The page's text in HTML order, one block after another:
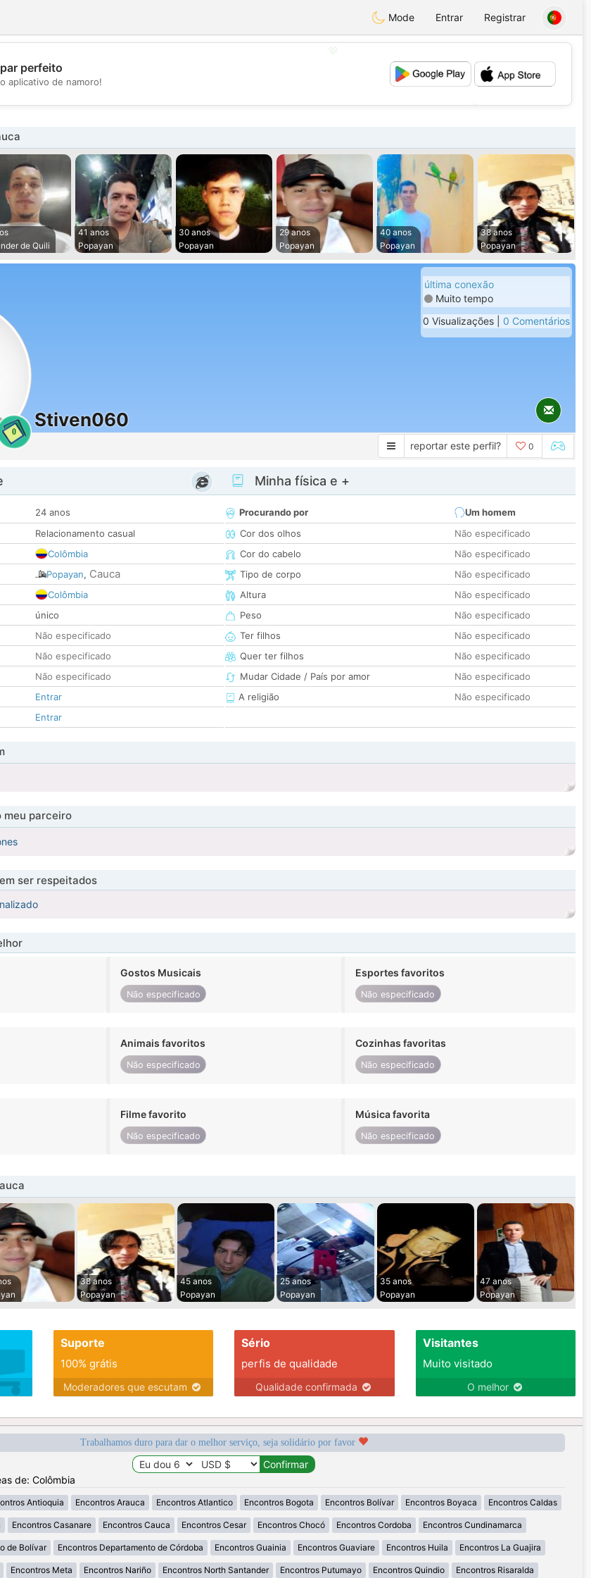
Mode Entrar Registrar
perfeito
aplicativo de namoro!
de Quili
41 anos
Popayan
30 anos
Popayan
29 anos
Popayan
40 anos
Popayan
38 anos
Popayan
0
Stiven060
última conexão
Muito tempo
0 Visualizações | 0 Comentários
reportar este perfil? 0
24 anos
Relacionamento casual
Colômbia
Popayan, Cauca
Colômbia
único
Não especificado
Não especificado
Não especificado
Entrar
Entrar
Minha física e +
Procurando por
Um homem
Cor dos olhos
Não especificado
Cor do cabelo
Não especificado
Tipo de corpo
Não especificado
Altura
Não especificado
Peso
Não especificado
Ter filhos
Não especificado
Quer ter filhos
Não especificado
Mudar Cidade / País por amor
Não especificado
A religião
Não especificado
meu parceiro
ser respeitados
Gostos Musicais
Não especificado
Esportes favoritos
Não especificado
Animais favoritos
Não especificado
Cozinhas favoritas
Não especificado
Filme favorito
Não especificado
Música favorita
Não especificado
38 anos
Popayan
45 anos
Popayan
25 anos
Popayan
35 anos
Popayan
47 anos
Popayan
Suporte
100% grátis
Moderadores que escutam
Sério
perfis de qualidade
Qualidade confirmada
Visitantes
Muito visitado
O melhor
Trabalhamos duro para dar o melhor serviço, seja solidário por favor
de: Colômbia
Antioquia Encontros Arauca Encontros Atlantico Encontros Bogota Encontros Bolívar Encontros Boyaca Encontros Caldas
Encontros Casanare Encontros Cauca Encontros Cesar Encontros Chocó Encontros Cordoba Encontros Cundinamarca
de Bolívar Encontros Departamento de Córdoba Encontros Guainia Encontros Guaviare Encontros Huila Encontros La Guajira
Encontros Meta Encontros Nariño Encontros North Santander Encontros Putumayo Encontros Quindio Encontros Risaralda